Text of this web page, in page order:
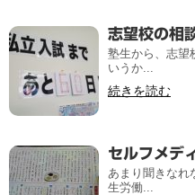
志望校の相
塾生から、志望
いうか...
続きを読む
セルフメデ
あまり聞きなれ
生労働...